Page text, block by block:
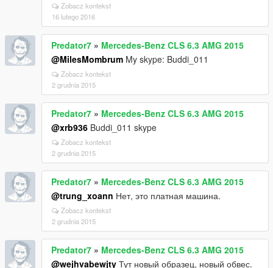
Zobacz kontekst
16 lutego 2016
Predator7 » Mercedes-Benz CLS 6.3 AMG 2015
@MilesMombrum My skype: Buddi_011
Zobacz kontekst
2 grudnia 2015
Predator7 » Mercedes-Benz CLS 6.3 AMG 2015
@xrb936 Buddi_011 skype
Zobacz kontekst
2 grudnia 2015
Predator7 » Mercedes-Benz CLS 6.3 AMG 2015
@trung_xoann Нет, это платная машина.
Zobacz kontekst
2 grudnia 2015
Predator7 » Mercedes-Benz CLS 6.3 AMG 2015
@wejhvabewjty Тут новый образец, новый обвес.